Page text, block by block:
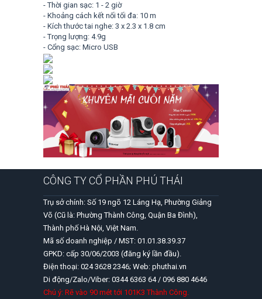
- Thời gian sạc: 1 - 2 giờ
- Khoảng cách kết nối tối đa: 10 m
- Kích thước tai nghe: 3 x 2.3 x 1.8 cm
- Trọng lượng: 4.9g
- Cổng sạc: Micro USB
CÔNG TY CỔ PHẦN PHÚ THÁI
Trụ sở chính: Số 19 ngõ 12 Láng Hạ, Phường Giảng
Võ (Cũ là: Phường Thành Công, Quận Ba Đình),
Thành phố Hà Nội, Việt Nam.
Mã số doanh nghiệp / MST: 01.01.38.39.37
GPKD: cấp 30/06/2003 (đăng ký lần đầu).
Điện thoại: 024 3628 2346; Web: phuthai.vn
Di động/Zalo/Viber: 0344 6363 64 / 096 880 4646
Chú ý: Rẽ vào 90 mét tới 101K3 Thành Công.